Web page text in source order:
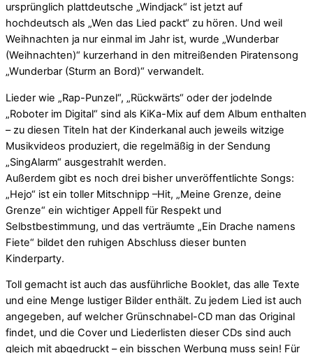
ursprünglich plattdeutsche „Windjack“ ist jetzt auf
hochdeutsch als „Wen das Lied packt“ zu hören. Und weil
Weihnachten ja nur einmal im Jahr ist, wurde „Wunderbar
(Weihnachten)“ kurzerhand in den mitreißenden Piratensong
„Wunderbar (Sturm an Bord)“ verwandelt.
Lieder wie „Rap-Punzel“, „Rückwärts“ oder der jodelnde
„Roboter im Digital“ sind als KiKa-Mix auf dem Album enthalten
– zu diesen Titeln hat der Kinderkanal auch jeweils witzige
Musikvideos produziert, die regelmäßig in der Sendung
„SingAlarm“ ausgestrahlt werden.
Außerdem gibt es noch drei bisher unveröffentlichte Songs:
„Hejo“ ist ein toller Mitschnipp –Hit, „Meine Grenze, deine
Grenze“ ein wichtiger Appell für Respekt und
Selbstbestimmung, und das verträumte „Ein Drache namens
Fiete“ bildet den ruhigen Abschluss dieser bunten
Kinderparty.
Toll gemacht ist auch das ausführliche Booklet, das alle Texte
und eine Menge lustiger Bilder enthält. Zu jedem Lied ist auch
angegeben, auf welcher Grünschnabel-CD man das Original
findet, und die Cover und Liederlisten dieser CDs sind auch
gleich mit abgedruckt – ein bisschen Werbung muss sein! Für